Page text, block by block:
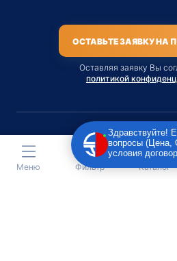
ОСТАВЬТЕ ЗАЯВКУ НА
Оставляя заявку Вы
политикой
Материалы данного сайта
только на услугу сопровождения
транспортного
Меню Фильтр Каталог
Здравствуйте!
вопросы (Цена,
условия
задать их мне в